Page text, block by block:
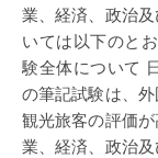
業、経済、政治
いては以下のと
験全体について
の筆記試験は、
観光旅客の評価
業、経済、政治